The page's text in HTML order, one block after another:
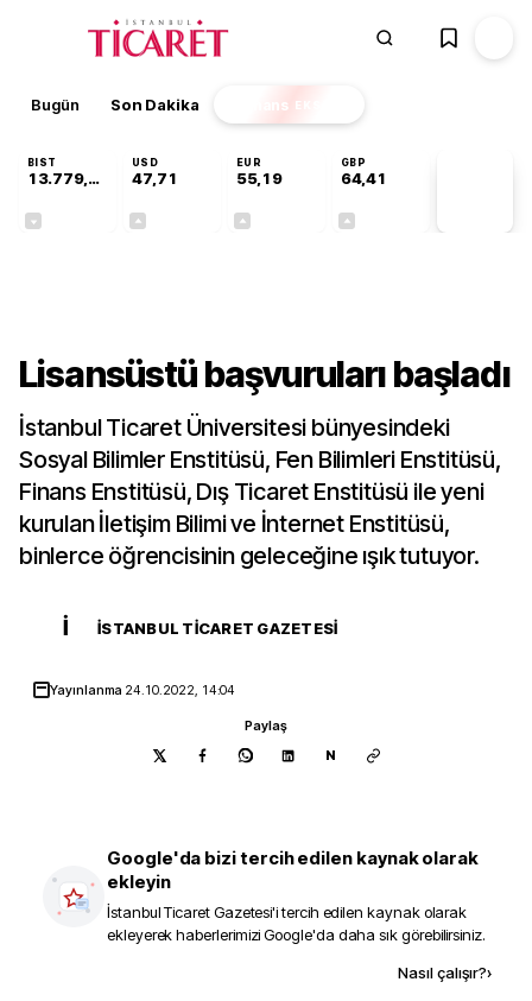
Bugün Son Dakika Finans EKSTRA
BIST
13.779,39
USD
47,71
EUR
55,19
GBP
64,41
Lisansüstü başvuruları başladı
İstanbul Ticaret Üniversitesi bünyesindeki
Sosyal Bilimler Enstitüsü, Fen Bilimleri Enstitüsü,
Finans Enstitüsü, Dış Ticaret Enstitüsü ile yeni
kurulan İletişim Bilimi ve İnternet Enstitüsü,
binlerce öğrencisinin geleceğine ışık tutuyor.
İ İSTANBUL TICARET GAZETESI
Yayınlanma 24.10.2022, 14:04
Paylaş
N
Google'da bizi tercih edilen kaynak olarak
ekleyin
İstanbul Ticaret Gazetesi'i tercih edilen kaynak olarak
ekleyerek haberlerimizi Google'da daha sık görebilirsiniz.
Nasıl çalışır?›